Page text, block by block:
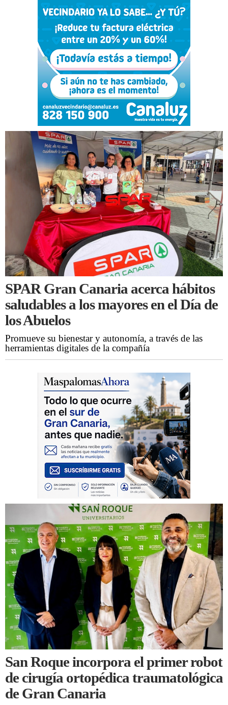
SPAR Gran Canaria acerca hábitos
saludables a los mayores en el Día de
los Abuelos
Promueve su bienestar y autonomía, a través de las
herramientas digitales de la compañía
San Roque incorpora el primer robot
de cirugía ortopédica traumatológica
de Gran Canaria